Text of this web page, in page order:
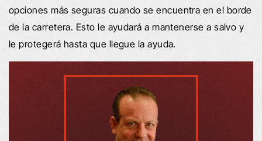
opciones más seguras cuando se encuentra en el borde
de la carretera. Esto le ayudará a mantenerse a salvo y
le protegerá hasta que llegue la ayuda.